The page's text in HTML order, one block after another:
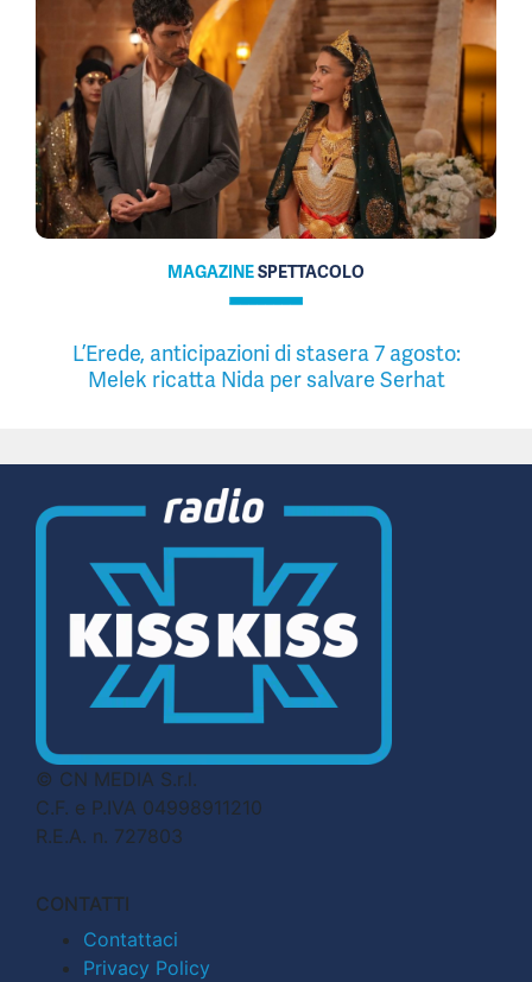
MAGAZINESPETTACOLO
L’Erede, anticipazioni di stasera 7 agosto:
Melek ricatta Nida per salvare Serhat
© CN MEDIA S.r.l.
C.F. e P.IVA 04998911210
R.E.A. n. 727803
CONTATTI
Contattaci
Privacy Policy